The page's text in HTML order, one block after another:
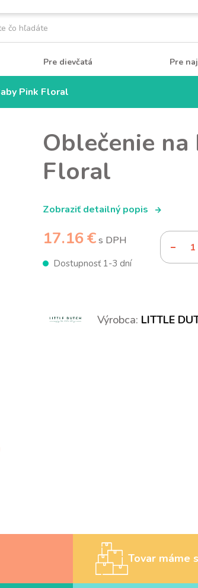
Pre dievčatá Pre
Pink Floral
Oblečenie
Floral
Zobraziť detailný popis
17.16 € s DPH
Dostupnosť 1-3 dní
Výrobca: LITTLE
Tovar máme